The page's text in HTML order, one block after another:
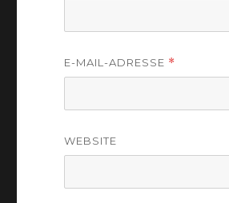
E-MAIL-ADRESSE *
WEBSITE